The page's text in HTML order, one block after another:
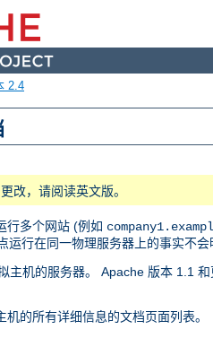
2.4
改，请阅读英文版。
行多个网站 (例如
运行在同一物理服务器上的事实不会
主机的服务器。 Apache 版本 1.1
的所有详细信息的文档页面列表。